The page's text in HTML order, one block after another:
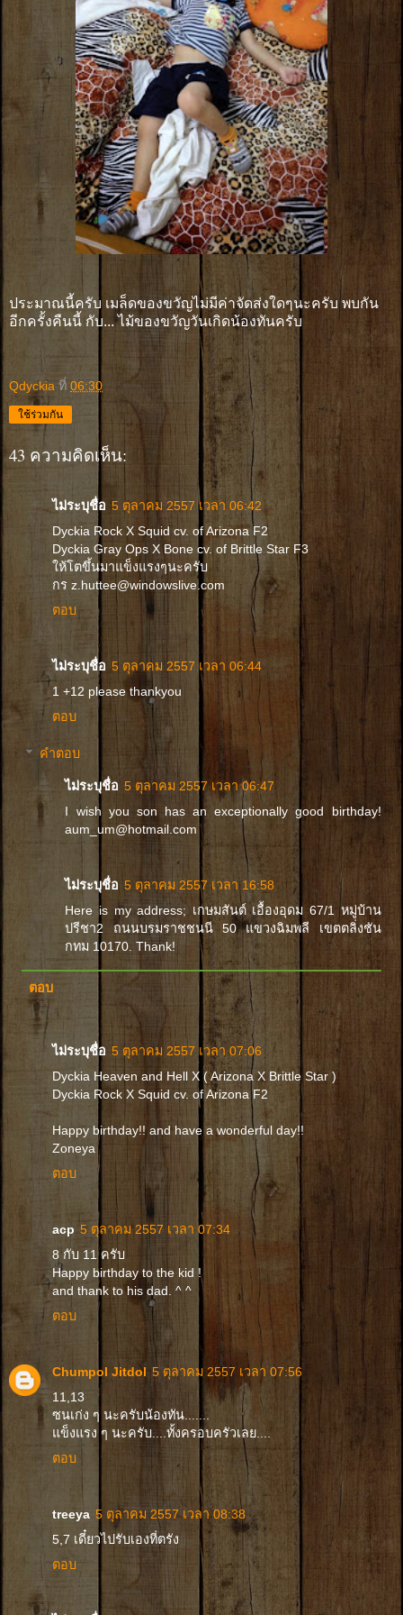
ประมาณนี้ครับ เมล็ดของขวัญไม่มีค่าจัดส่งใดๆนะครับ พบกัน
อีกครั้งคืนนี้ กับ... ไม้ของขวัญวันเกิดน้องทันครับ
Qdyckia ที่ 06:30
ใช้ร่วมกัน
43 ความคิดเห็น:
ไม่ระบุชื่อ 5 ตุลาคม 2557 เวลา 06:42
Dyckia Rock X Squid cv. of Arizona F2
Dyckia Gray Ops X Bone cv. of Brittle Star F3
ให้โตขึ้นมาแข็งแรงๆนะครับ
กร z.huttee@windowslive.com
ตอบ
ไม่ระบุชื่อ 5 ตุลาคม 2557 เวลา 06:44
1 +12 please thankyou
ตอบ
คำตอบ
ไม่ระบุชื่อ 5 ตุลาคม 2557 เวลา 06:47
I wish you son has an exceptionally good birthday!
aum_um@hotmail.com
ไม่ระบุชื่อ 5 ตุลาคม 2557 เวลา 16:58
Here is my address; เกษมสันต์ เอื้องอุดม 67/1 หมู่บ้าน
ปรีชา2 ถนนบรมราชชนนี 50 แขวงฉิมพลี เขตตลิ่งชัน
กทม 10170. Thank!
ตอบ
ไม่ระบุชื่อ 5 ตุลาคม 2557 เวลา 07:06
Dyckia Heaven and Hell X ( Arizona X Brittle Star )
Dyckia Rock X Squid cv. of Arizona F2
Happy birthday!! and have a wonderful day!!
Zoneya
ตอบ
acp 5 ตุลาคม 2557 เวลา 07:34
8 กับ 11 ครับ
Happy birthday to the kid !
and thank to his dad. ^ ^
ตอบ
Chumpol Jitdol 5 ตุลาคม 2557 เวลา 07:56
11,13
ซนเก่ง ๆ นะครับน้องทัน.......
แข็งแรง ๆ นะครับ....ทั้งครอบครัวเลย....
ตอบ
treeya 5 ตุลาคม 2557 เวลา 08:38
5,7 เดี๋ยวไปรับเองที่ตรัง
ตอบ